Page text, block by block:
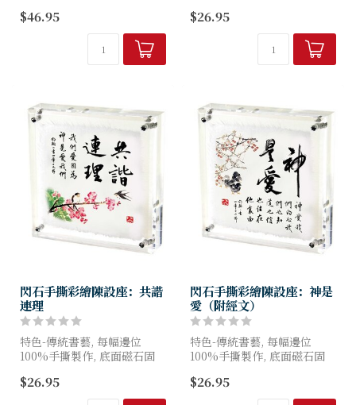
狀各異, 亞加力底面螺絲固定
$46.95 $26.95
閃石手撕彩繪陳設座：共諧
連理
特色-傳統書藝, 每幅邊位
100%手撕製作, 底面磁石固
$26.95
閃石手撕彩繪陳設座：神是
愛（附經文）
特色-傳統書藝, 每幅邊位
100%手撕製作, 底面磁石固
$26.95